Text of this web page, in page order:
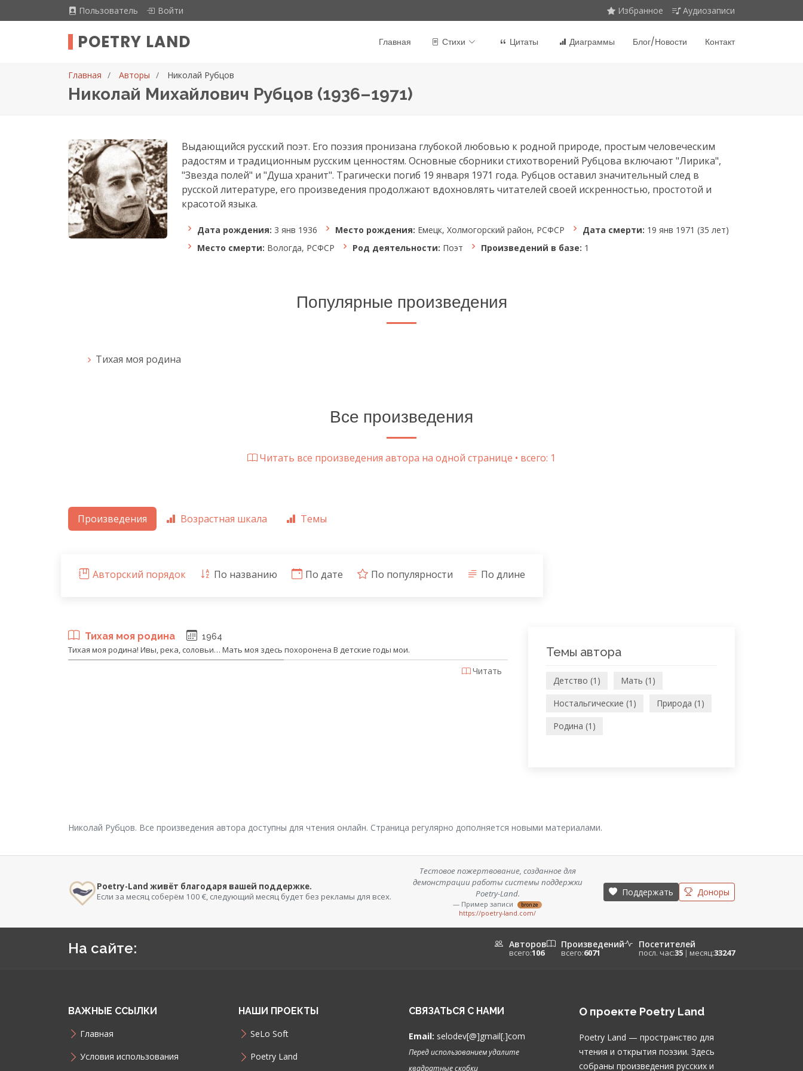
Пользователь Войти Избранное Аудиозаписи
POETRY LAND Главная Стихи Цитаты Диаграммы Блог/Новости Контакт
Главная Авторы Николай Рубцов
Николай Михайлович Рубцов (1936–1971)
Выдающийся русский поэт. Его поэзия пронизана глубокой любовью к родной природе, простым человеческим
радостям и традиционным русским ценностям. Основные сборники стихотворений Рубцова включают "Лирика",
"Звезда полей" и "Душа хранит". Трагически погиб 19 января 1971 года. Рубцов оставил значительный след в
русской литературе, его произведения продолжают вдохновлять читателей своей искренностью, простотой и
красотой языка.
Дата рождения: 3 янв 1936 Место рождения: Емецк, Холмогорский район, РСФСР Дата смерти: 19 янв 1971 (35 лет)
Место смерти: Вологда, РСФСР Род деятельности: Поэт Произведений в базе: 1
Популярные произведения
Тихая моя родина
Все произведения
Читать все произведения автора на одной странице • всего: 1
Произведения Возрастная шкала Темы
Авторский порядок По названию По дате По популярности По длине
Тихая моя родина 1964
Тихая моя родина! Ивы, река, соловьи… Мать моя здесь похоронена В детские годы мои.
Читать
Темы автора
Детство (1)
Мать (1)
Ностальгические (1)
Природа (1)
Родина (1)
Николай Рубцов. Все произведения автора доступны для чтения онлайн. Страница регулярно дополняется новыми материалами.
Poetry-Land живёт благодаря вашей поддержке.
Если за месяц соберём 100 €, следующий месяц будет без рекламы для всех.
Тестовое пожертвование, созданное для
демонстрации работы системы поддержки
Poetry-Land.
— Пример записи bronze
https://poetry-land.com/
Поддержать Доноры
На сайте: Авторов
всего:106
Произведений
всего:6071
Посетителей
посл. час:35 | месяц:33247
ВАЖНЫЕ ССЫЛКИ
Главная
Условия использования
НАШИ ПРОЕКТЫ
SeLo Soft
Poetry Land
СВЯЗАТЬСЯ С НАМИ
Email: selodev[@]gmail[.]com
Перед использованием удалите
квадратные скобки
О проекте Poetry Land
Poetry Land — пространство для
чтения и открытия поэзии. Здесь
собраны произведения русских и